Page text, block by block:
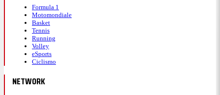
Formula 1
Motomondiale
Basket
Tennis
Running
Volley
eSports
Ciclismo
NETWORK